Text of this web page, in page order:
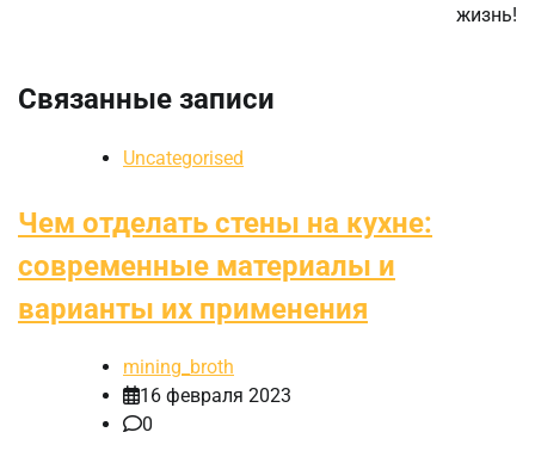
жизнь!
Связанные записи
Uncategorised
Чем отделать стены на кухне:
современные материалы и
варианты их применения
mining_broth
16 февраля 2023
0